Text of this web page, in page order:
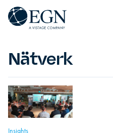
Hoppa till innehåll
Executives' Global Network
Nätverk
Insights